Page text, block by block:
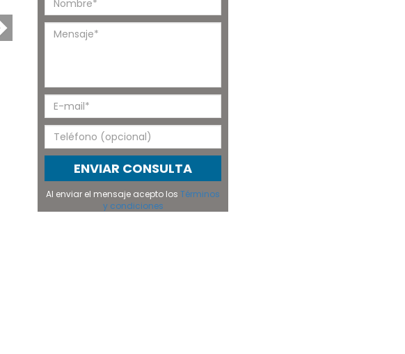
ENVIAR CONSULTA
Al enviar el mensaje acepto losTérminos
y condiciones